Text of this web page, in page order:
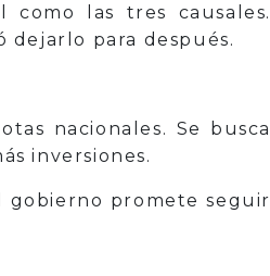
las tres causales.
dejarlo para después.
nacionales. Se busca
inversiones.
gobierno promete seguir